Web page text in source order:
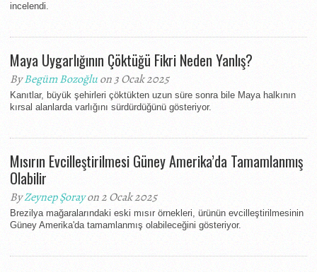
incelendi.
Maya Uygarlığının Çöktüğü Fikri Neden Yanlış?
ByBegüm Bozoğluon 3 Ocak 2025
Kanıtlar, büyük şehirleri çöktükten uzun süre sonra bile Maya halkının
kırsal alanlarda varlığını sürdürdüğünü gösteriyor.
Mısırın Evcilleştirilmesi Güney Amerika’da Tamamlanmış
Olabilir
ByZeynep Şorayon 2 Ocak 2025
Brezilya mağaralarındaki eski mısır örnekleri, ürünün evcilleştirilmesinin
Güney Amerika'da tamamlanmış olabileceğini gösteriyor.